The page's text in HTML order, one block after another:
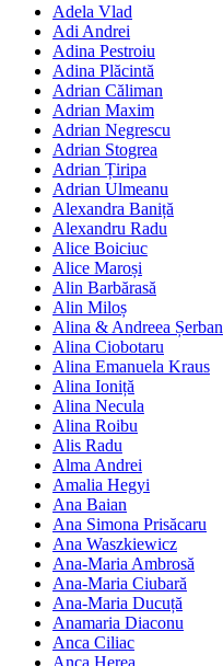
Adela Vlad
Adi Andrei
Adina Pestroiu
Adina Plăcintă
Adrian Căliman
Adrian Maxim
Adrian Negrescu
Adrian Stogrea
Adrian Țiripa
Adrian Ulmeanu
Alexandra Baniță
Alexandru Radu
Alice Boiciuc
Alice Maroși
Alin Barbărasă
Alin Miloș
Alina & Andreea Șerban
Alina Ciobotaru
Alina Emanuela Kraus
Alina Ioniță
Alina Necula
Alina Roibu
Alis Radu
Alma Andrei
Amalia Hegyi
Ana Baian
Ana Simona Prisăcaru
Ana Waszkiewicz
Ana-Maria Ambrosă
Ana-Maria Ciubară
Ana-Maria Ducuță
Anamaria Diaconu
Anca Ciliac
Anca Herea